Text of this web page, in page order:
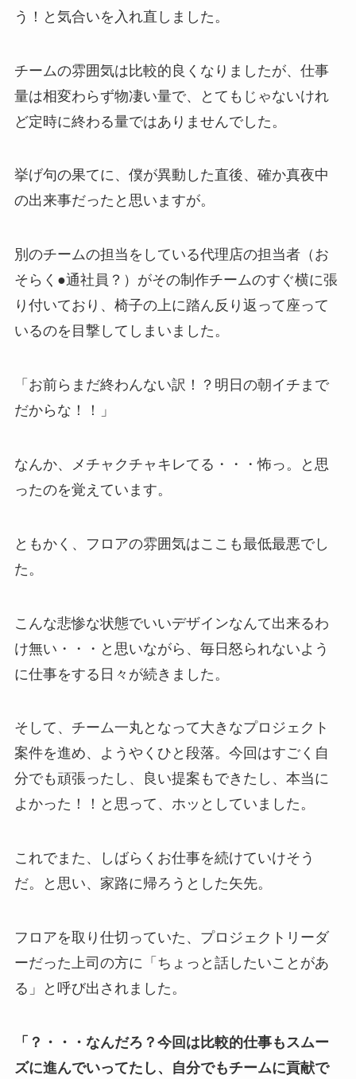
う！と気合いを入れ直しました。
チームの雰囲気は比較的良くなりましたが、仕事
量は相変わらず物凄い量で、とてもじゃないけれ
ど定時に終わる量ではありませんでした。
挙げ句の果てに、僕が異動した直後、確か真夜中
の出来事だったと思いますが。
別のチームの担当をしている代理店の担当者（お
そらく●通社員？）がその制作チームのすぐ横に張
り付いており、椅子の上に踏ん反り返って座って
いるのを目撃してしまいました。
「お前らまだ終わんない訳！？明日の朝イチまで
だからな！！」
なんか、メチャクチャキレてる・・・怖っ。と思
ったのを覚えています。
ともかく、フロアの雰囲気はここも最低最悪でし
た。
こんな悲惨な状態でいいデザインなんて出来るわ
け無い・・・と思いながら、毎日怒られないよう
に仕事をする日々が続きました。
そして、チーム一丸となって大きなプロジェクト
案件を進め、ようやくひと段落。今回はすごく自
分でも頑張ったし、良い提案もできたし、本当に
よかった！！と思って、ホッとしていました。
これでまた、しばらくお仕事を続けていけそう
だ。と思い、家路に帰ろうとした矢先。
フロアを取り仕切っていた、プロジェクトリーダ
ーだった上司の方に「ちょっと話したいことがあ
る」と呼び出されました。
「？・・・なんだろ？今回は比較的仕事もスムー
ズに進んでいってたし、自分でもチームに貢献で